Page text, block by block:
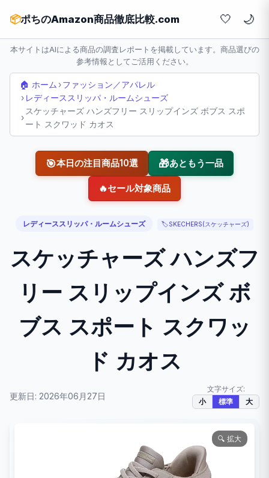
📦ポちのAmazon商品徹底比較.com 🤍
本サイトはAIによる商品の調査レポートを掲載しています。商品選びの
参考情報としてご活用ください。
🏠 ホーム ›ファッション／アパレル
› レディーススリッパ・ルームシューズ
›
スケッチャーズ ハンズフリー スリップインズ ボブス スポ
ート スクワッド カオス
🎯本日の注目商品10選 🎁あともう一品
🔥セール対象商品
レディーススリッパ・ルームシューズ 🏷️SKECHERS(スケッチャーズ)
スケッチャーズ ハンズフ
リー スリップインズ ボ
ブス スポート スクワッ
ド カオス
更新日: 2026年06月27日
文字サイズ:
小 標準 大
🔍 拡大